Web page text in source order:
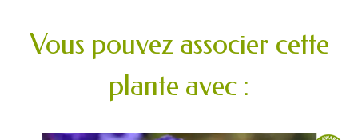
Vous pouvez associer cette
plante avec :